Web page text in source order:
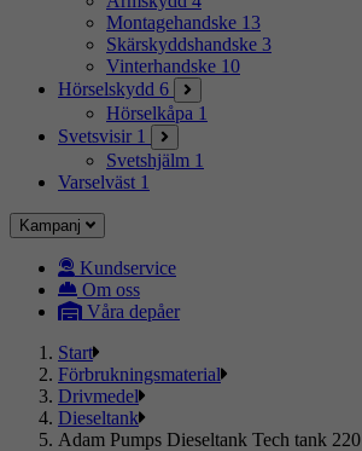
Montagehandske 13
Skärskyddshandske 3
Vinterhandske 10
Hörselskydd 6
Hörselkåpa 1
Svetsvisir 1
Svetshjälm 1
Varselväst 1
Kampanj
Kundservice
Om oss
Våra depåer
Start
Förbrukningsmaterial
Drivmedel
Dieseltank
Adam Pumps Dieseltank Tech tank 220